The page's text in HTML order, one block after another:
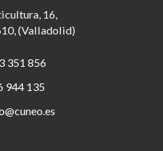
16,
, (Valladolid)
351 856
944 135
cuneo.es